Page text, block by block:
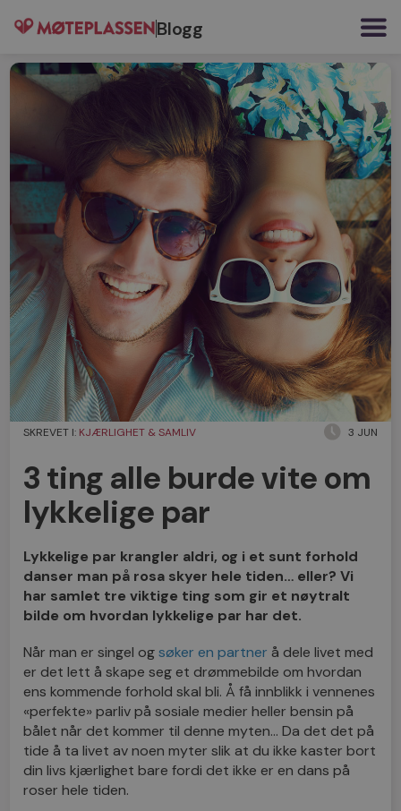
Blogg
SKREVET I: KJÆRLIGHET & SAMLIV 3 JUN
3 ting alle burde vite om
lykkelige par
Lykkelige par krangler aldri, og i et sunt forhold
danser man på rosa skyer hele tiden… eller? Vi
har samlet tre viktige ting som gir et nøytralt
bilde om hvordan lykkelige par har det.
Når man er singel ogsøker en partner å dele livet med
er det lett å skape seg et drømmebilde om hvordan
ens kommende forhold skal bli. Å få innblikk i vennenes
«perfekte» parliv på sosiale medier heller bensin på
bålet når det kommer til denne myten… Da det det på
tide å ta livet av noen myter slik at du ikke kaster bort
din livs kjærlighet bare fordi det ikke er en dans på
roser hele tiden.